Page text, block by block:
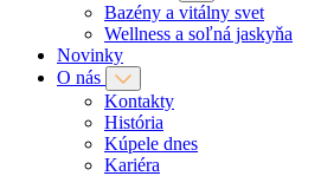
Bazény a vitálny svet
Wellness a soľná jaskyňa
Novinky
O nás
Kontakty
História
Kúpele dnes
Kariéra